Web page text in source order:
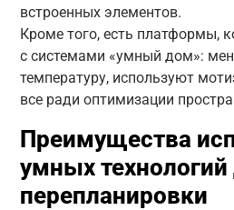
встроенных элементов.
Кроме того, есть платформы,
с системами «умный дом»:
температуру, используют
все ради оптимизации
Преимущества
умных технологий
перепланировки